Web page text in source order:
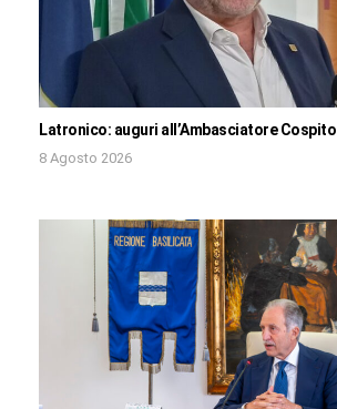
Latronico: auguri all’Ambasciatore Cospito
8 Agosto 2026